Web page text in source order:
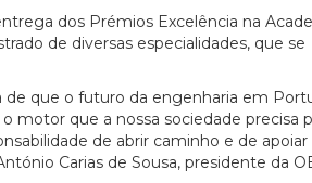
dos Prémios Excelência na
de diversas especialidades, que se
de que o futuro da engenharia em
motor que a nossa sociedade precisa
de abrir caminho e de apoiar
Carias de Sousa, presidente da